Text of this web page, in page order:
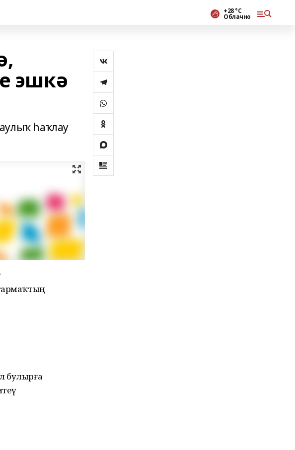
+28 °С
Облачно
эшкә
һаҡлау
булырға